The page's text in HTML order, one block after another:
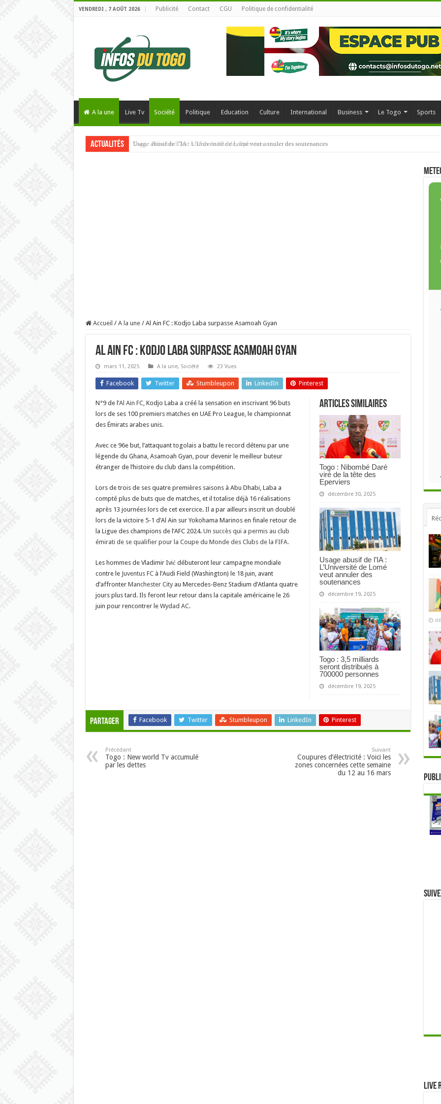
VENDREDI , 7 AOÛT 2026 Publicité Contact CGU Politique de confidentialité
A la une Live Tv Société Politique Education Culture International Business Le Togo Sports
Actualités Usage abusif de l’IA : L’Université de Lomé veut annuler des soutenances
Accueil / A la une / Al Ain FC : Kodjo Laba surpasse Asamoah Gyan
Al Ain FC : Kodjo Laba surpasse Asamoah Gyan
mars 11, 2025 A la une, Société 23 Vues
Facebook Twitter Stumbleupon LinkedIn Pinterest
Articles similaires
Togo : Nibombé Daré
viré de la tête des
Eperviers
décembre 30, 2025
Usage abusif de l’IA :
L’Université de Lomé
veut annuler des
soutenances
décembre 19, 2025
Togo : 3,5 milliards
seront distribués à
700000 personnes
décembre 19, 2025
N°9 de l’Al Ain FC, Kodjo Laba a créé la sensation en inscrivant 96 buts
lors de ses 100 premiers matches en UAE Pro League, le championnat
des Émirats arabes unis.
Avec ce 96e but, l’attaquant togolais a battu le record détenu par une
légende du Ghana, Asamoah Gyan, pour devenir le meilleur buteur
étranger de l’histoire du club dans la compétition.
Lors de trois de ses quatre premières saisons à Abu Dhabi, Laba a
compté plus de buts que de matches, et il totalise déjà 16 réalisations
après 13 journées lors de cet exercice. Il a par ailleurs inscrit un doublé
lors de la victoire 5-1 d’Al Ain sur Yokohama Marinos en finale retour de
la Ligue des champions de l’AFC 2024. Un succès qui a permis au club
émirati de se qualifier pour la Coupe du Monde des Clubs de la FIFA.
Les hommes de Vladimir Ivić débuteront leur campagne mondiale
contre le Juventus FCà l’Audi Field (Washington) le 18 juin, avant
d’affronter Manchester Cityau Mercedes-Benz Stadium d’Atlanta quatre
jours plus tard. Ils feront leur retour dans la capitale américaine le 26
juin pour rencontrer le Wydad AC.
Partager Facebook Twitter Stumbleupon LinkedIn Pinterest
Précédant
Togo : New world Tv accumulé
par les dettes
Suivant
Coupures d’électricité : Voici les
zones concernées cette semaine
du 12 au 16 mars
Live